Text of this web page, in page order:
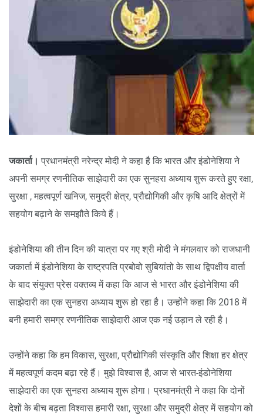
जकार्ता। प्रधानमंत्री नरेन्द्र मोदी ने कहा है कि भारत और इंडोनेशिया ने
अपनी समग्र रणनीतिक साझेदारी का एक सुनहरा अध्याय शुरू करते हुए रक्षा,
सुरक्षा , महत्वपूर्ण खनिज, समुद्री क्षेत्र, प्रौद्योगिकी और कृषि आदि क्षेत्रों में
सहयोग बढ़ाने के समझौते किये हैं।
इंडोनेशिया की तीन दिन की यात्रा पर गए श्री मोदी ने मंगलवार को राजधानी
जकार्ता में इंडोनेशिया के राष्ट्रपति प्रबोवो सुबियांतो के साथ द्विपक्षीय वार्ता
के बाद संयुक्त प्रेस वक्तव्य में कहा कि आज से भारत और इंडोनेशिया की
साझेदारी का एक सुनहरा अध्याय शुरू हो रहा है। उन्होंने कहा कि 2018 में
बनी हमारी समग्र रणनीतिक साझेदारी आज एक नई उड़ान ले रही है।
उन्होंने कहा कि हम विकास, सुरक्षा, प्रौद्योगिकी संस्कृति और शिक्षा हर क्षेत्र
में महत्वपूर्ण कदम बढ़ा रहे हैं। मुझे विश्वास है, आज से भारत-इंडोनेशिया
साझेदारी का एक सुनहरा अध्याय शुरू होगा। प्रधानमंत्री ने कहा कि दोनों
देशों के बीच बढ़ता विश्वास हमारी रक्षा, सुरक्षा और समुद्री क्षेत्र में सहयोग को